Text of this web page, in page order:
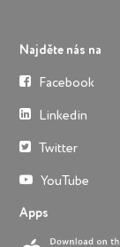
Najděte nás na
Facebook
Linkedin
Twitter
YouTube
Apps